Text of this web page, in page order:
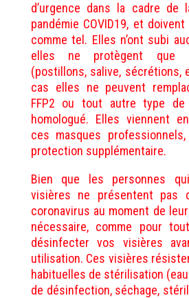
d’urgence dans la cadre
pandémie COVID19, et
comme tel. Elles n’ont subi
elles ne protègent que
(postillons, salive, sécrétions,
cas elles ne peuvent
FFP2 ou tout autre type de
homologué. Elles viennent
ces masques
protection supplémentaire.
Bien que les personnes
visières ne présentent pas
coronavirus au moment de
nécessaire, comme pour
désinfecter vos visières
utilisation. Ces visières
habituelles de stérilisation
de désinfection, séchage,